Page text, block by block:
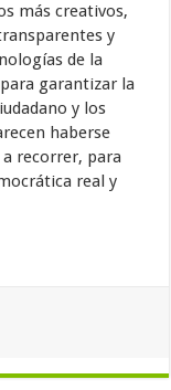
más creativos,
y
de la
garantizar la
y los
haberse
recorrer, para
real y